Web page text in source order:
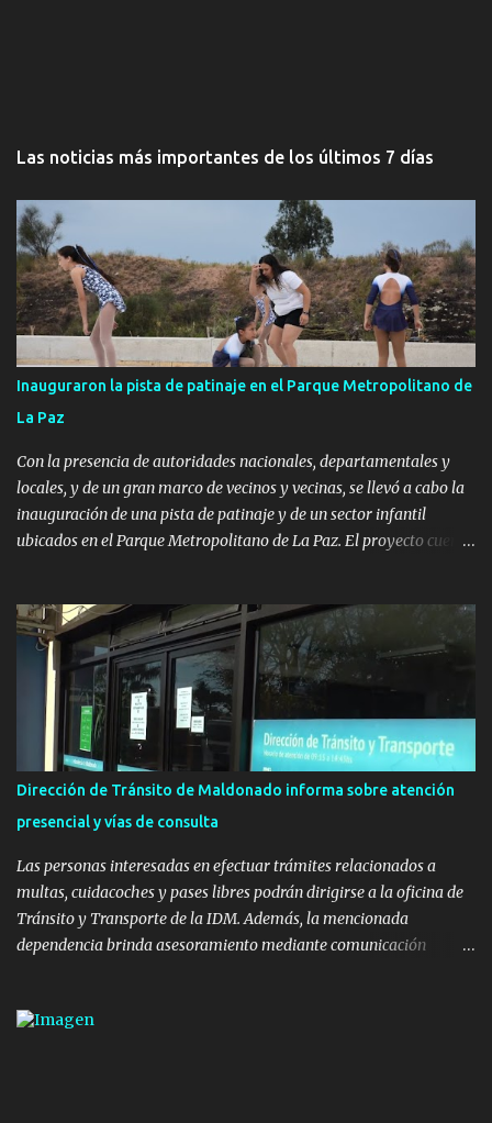
Las noticias más importantes de los últimos 7 días
Inauguraron la pista de patinaje en el Parque Metropolitano de
La Paz
Con la presencia de autoridades nacionales, departamentales y
locales, y de un gran marco de vecinos y vecinas, se llevó a cabo la
inauguración de una pista de patinaje y de un sector infantil
ubicados en el Parque Metropolitano de La Paz. El proyecto cuenta
Pública de OPP, así como aportes del Gobierno de Canelones y del
Ministerio de Transporte y Obras Públicas. La nueva
infraestructura deportiva consiste en una plataforma de 35 m por
20 m con banco de hormigón sobre sus laterales. Su destino será
polifuncional, permitiendo la práctica de patín, hockey, gimnasia y
la realización de eventos culturales. Próximo a la pista, se
instalaron juegos infantiles y equipamiento urbano (bancos de
nuevos pavimentos e iluminación. La totalidad de estas obras
implicaron una inversión estimada ...
Dirección de Tránsito de Maldonado informa sobre atención
presencial y vías de consulta
Las personas interesadas en efectuar trámites relacionados a
multas, cuidacoches y pases libres podrán dirigirse a la oficina de
Tránsito y Transporte de la IDM. Además, la mencionada
dependencia brinda asesoramiento mediante comunicación
presencial comprende los siguientes trámites: Multas: devolución